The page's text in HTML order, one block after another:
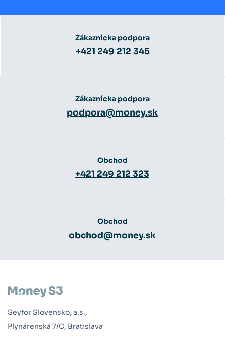
Zákaznícka podpora
+421 249 212 345
Zákaznícka podpora
podpora@money.sk
Obchod
+421 249 212 323
Obchod
obchod@money.sk
Seyfor Slovensko, a.s.,
Plynárenská 7/C, Bratislava